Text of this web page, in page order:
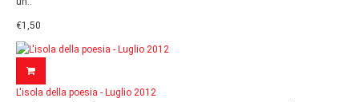
€1,50
L'isola della poesia - Luglio 2012